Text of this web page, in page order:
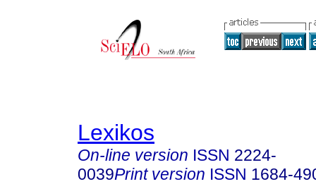
Lexikos
On-line version ISSN 2224-
0039Print version ISSN 1684-